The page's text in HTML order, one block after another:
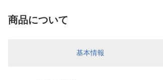
商品について
基本情報